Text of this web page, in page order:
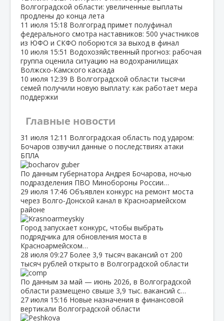
Волгоградской области: увеличенные выплаты
продлены до конца лета
11 июля 15:18 Волгоград примет полуфинал
федерального смотра наставников: 500 участников
из ЮФО и СКФО поборются за выход в финал
10 июля 15:51 Водохозяйственный прогноз: рабочая
группа оценила ситуацию на водохранилищах
Волжско‑Камского каскада
10 июля 12:39 В Волгоградской области тысячи
семей получили новую выплату: как работает мера
поддержки
Главные новости
31 июля 12:11 Волгоградская область под ударом:
Бочаров озвучил данные о последствиях атаки
БПЛА
По данным губернатора Андрея Бочарова, ночью
подразделения ПВО Минобороны России…
29 июля 17:46 Объявлен конкурс на ремонт моста
через Волго‑Донской канал в Красноармейском
районе
Город запускает конкурс, чтобы выбрать
подрядчика для обновления моста в
Красноармейском…
28 июля 09:27 Более 3,9 тысяч вакансий от 200
тысяч рублей открыто в Волгоградской области
По данным за май — июнь 2026, в Волгоградской
области размещено свыше 3,9 тыс. вакансий с…
27 июля 15:16 Новые назначения в финансовой
вертикали Волгоградской области